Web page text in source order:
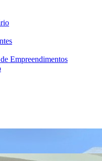
Empreendimentos